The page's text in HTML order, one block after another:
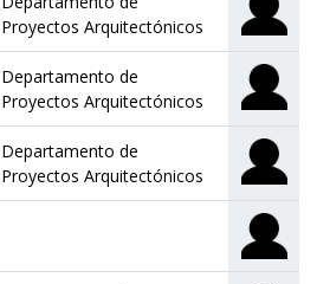
Proyectos Arquitectónicos
Departamento de
Proyectos Arquitectónicos
Departamento de
Proyectos Arquitectónicos